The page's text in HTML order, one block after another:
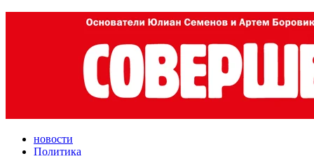
новости
Политика